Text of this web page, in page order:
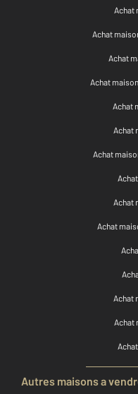
Achat
Achat
Achat
Achat maison
Achat
Achat
Achat
Achat
Achat
Achat
Achat
Autres maisons a